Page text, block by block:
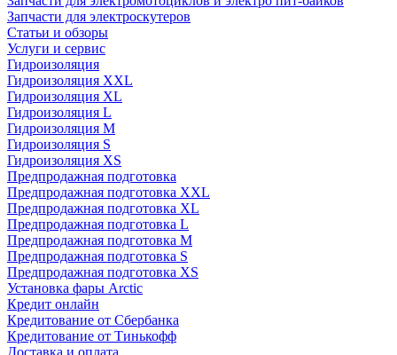
Запчасти для электроскутеров
Статьи и обзоры
Услуги и сервис
Гидроизоляция
Гидроизоляция XXL
Гидроизоляция XL
Гидроизоляция L
Гидроизоляция M
Гидроизоляция S
Гидроизоляция XS
Предпродажная подготовка
Предпродажная подготовка XXL
Предпродажная подготовка XL
Предпродажная подготовка L
Предпродажная подготовка M
Предпродажная подготовка S
Предпродажная подготовка XS
Установка фары Arctic
Кредит онлайн
Кредитование от Сбербанка
Кредитование от Тинькофф
Доставка и оплата